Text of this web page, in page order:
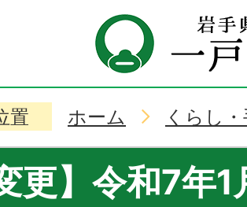
置 ホーム くらし
更】令和7年